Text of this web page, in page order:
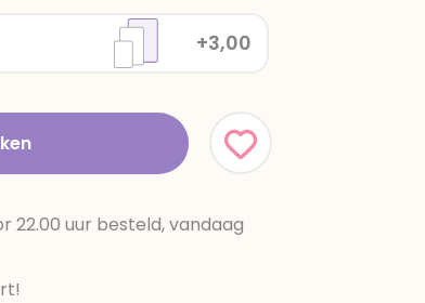
+3,00
22.00 uur besteld, vandaag